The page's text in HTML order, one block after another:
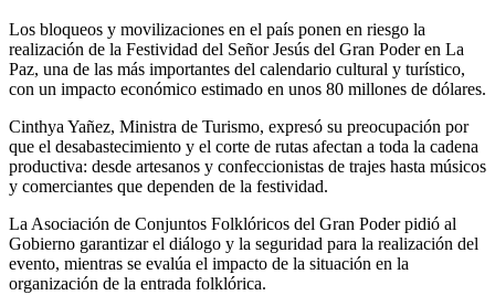
Los bloqueos y movilizaciones en el país ponen en riesgo la
realización de la Festividad del Señor Jesús del Gran Poder en La
Paz, una de las más importantes del calendario cultural y turístico,
con un impacto económico estimado en unos 80 millones de dólares.
Cinthya Yañez, Ministra de Turismo, expresó su preocupación por
que el desabastecimiento y el corte de rutas afectan a toda la cadena
productiva: desde artesanos y confeccionistas de trajes hasta músicos
y comerciantes que dependen de la festividad.
La Asociación de Conjuntos Folklóricos del Gran Poder pidió al
Gobierno garantizar el diálogo y la seguridad para la realización del
evento, mientras se evalúa el impacto de la situación en la
organización de la entrada folklórica.